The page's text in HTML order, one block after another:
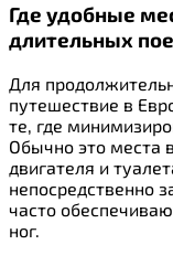
Где удобные
длительных
Для
путешествие в
те, где
Обычно это места
двигателя и
непосредственно
часто
ног.